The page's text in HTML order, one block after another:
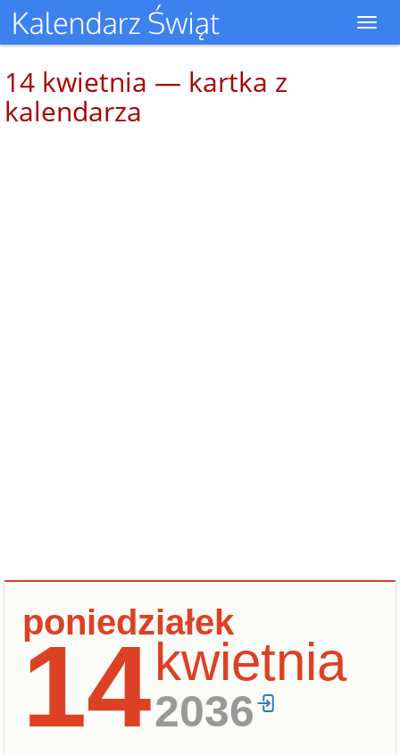
14 kwietnia — kartka z
kalendarza
poniedziałek
14kwietnia
2036